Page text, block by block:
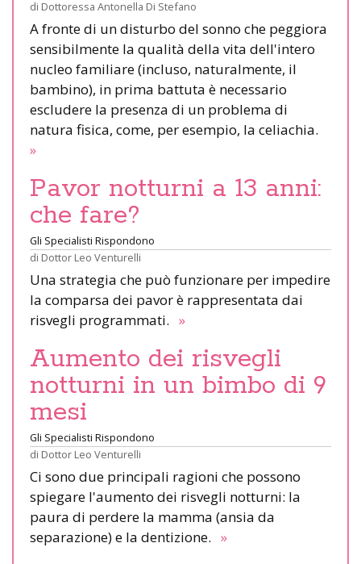
di Dottoressa Antonella Di Stefano
A fronte di un disturbo del sonno che peggiora
sensibilmente la qualità della vita dell'intero
nucleo familiare (incluso, naturalmente, il
bambino), in prima battuta è necessario
escludere la presenza di un problema di
natura fisica, come, per esempio, la celiachia.
»
Pavor notturni a 13 anni:
che fare?
Gli Specialisti Rispondono
di Dottor Leo Venturelli
Una strategia che può funzionare per impedire
la comparsa dei pavor è rappresentata dai
risvegli programmati. »
Aumento dei risvegli
notturni in un bimbo di 9
mesi
Gli Specialisti Rispondono
di Dottor Leo Venturelli
Ci sono due principali ragioni che possono
spiegare l'aumento dei risvegli notturni: la
paura di perdere la mamma (ansia da
separazione) e la dentizione. »